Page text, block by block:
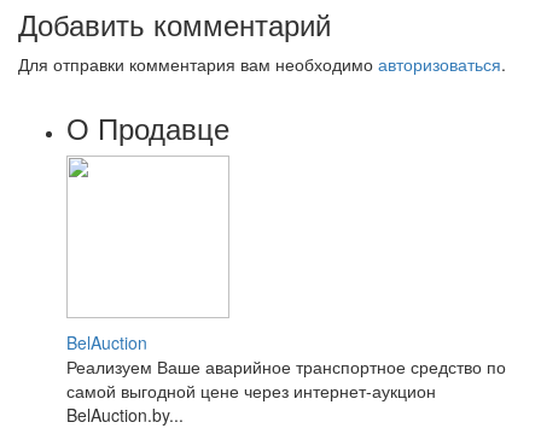
Добавить комментарий
Для отправки комментария вам необходимо авторизоваться.
О Продавце
BelAuction
Реализуем Ваше аварийное транспортное средство по
самой выгодной цене через интернет-аукцион
BelAuction.by...